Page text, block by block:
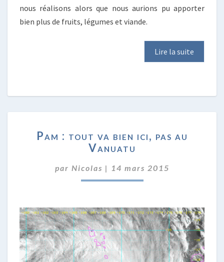
nous réalisons alors que nous aurions pu apporter
bien plus de fruits, légumes et viande.
Lire la suite
:
TOUT
BIEN
ICI,
VANUATU
Pam : tout va bien ici, pas au
Vanuatu
par Nicolas | 14 mars 2015